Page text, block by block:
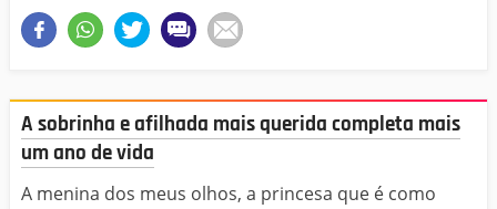
A sobrinha e afilhada mais querida completa mais
um ano de vida
A menina dos meus olhos, a princesa que é como